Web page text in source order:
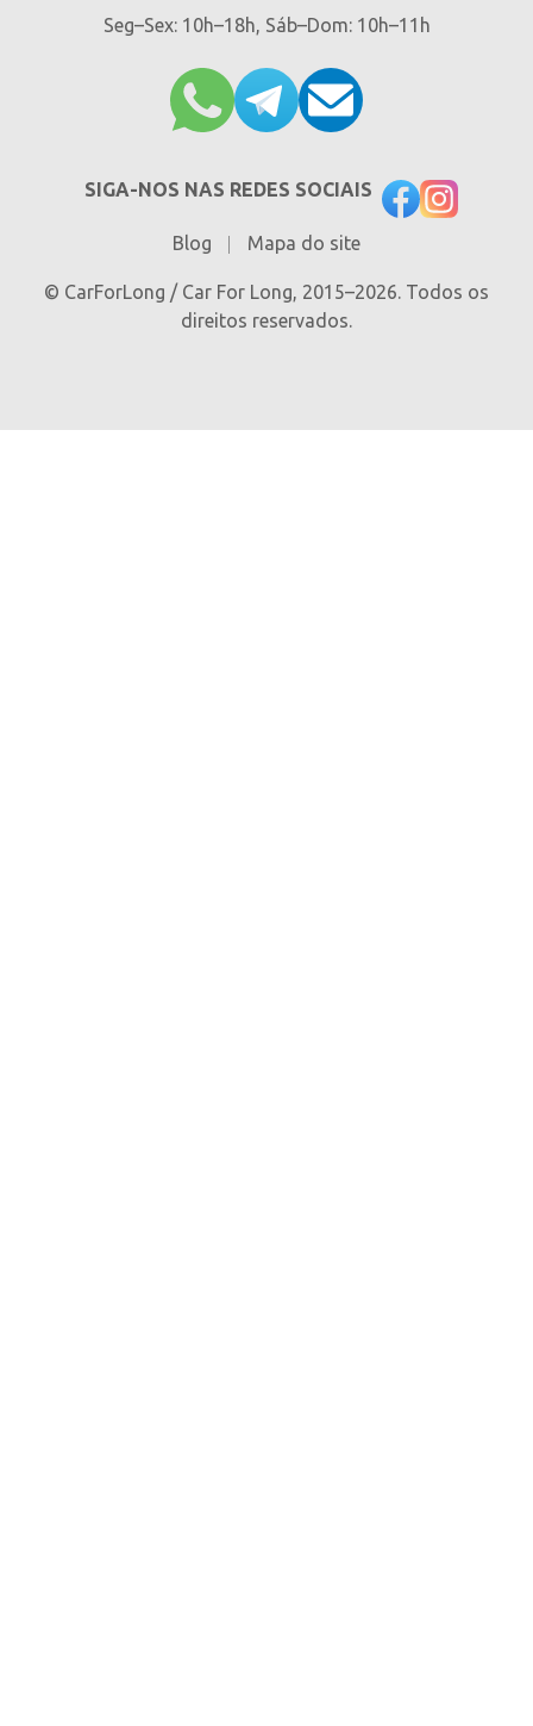
Seg–Sex: 10h–18h, Sáb–Dom: 10h–11h
SIGA-NOS NAS REDES SOCIAIS
Blog Mapa do site
© CarForLong / Car For Long, 2015–2026. Todos os
direitos reservados.